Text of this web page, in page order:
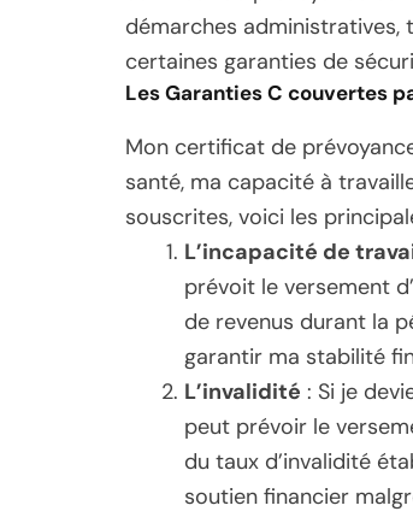
démarches
certaines garanties de
Les Garanties C couvertes
Mon certificat de
santé, ma capacité à
souscrites, voici les
L’incapacité de
prévoit le versement
de revenus durant la
garantir ma stabilité
L’invalidité : Si je
peut prévoir le
du taux d’invalidité
soutien financier